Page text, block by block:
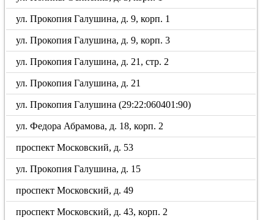
ул. Прокопия Галушина, д. 9, корп. 1
ул. Прокопия Галушина, д. 9, корп. 3
ул. Прокопия Галушина, д. 21, стр. 2
ул. Прокопия Галушина, д. 21
ул. Прокопия Галушина (29:22:060401:90)
ул. Федора Абрамова, д. 18, корп. 2
проспект Московский, д. 53
ул. Прокопия Галушина, д. 15
проспект Московский, д. 49
проспект Московский, д. 43, корп. 2